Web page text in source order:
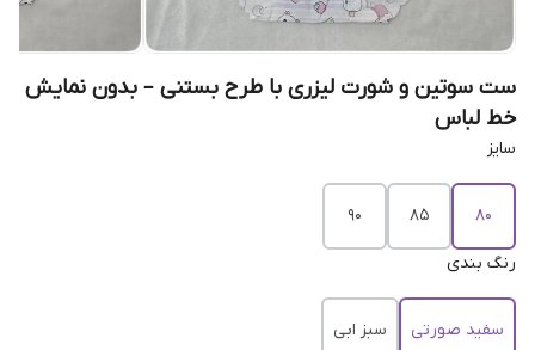
ست سوتین و شورت لیزری با طرح بستنی – بدون نمایش
خط لباس
سایز
۸۰ ۸۵ ۹۰
رنگ بندی
سفید صورتی سبز ابی